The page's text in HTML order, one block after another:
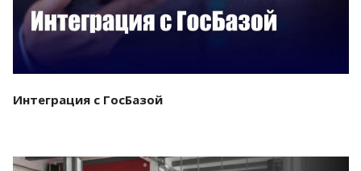
Интеграция с ГосБазой